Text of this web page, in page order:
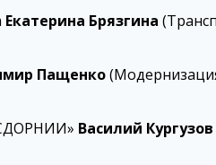
Екатерина Брязгина
Пащенко
Василий Кургузов